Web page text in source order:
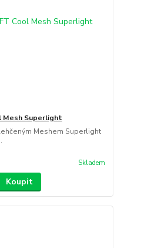
Mesh Superlight
Meshem Superlight
Skladem
Koupit